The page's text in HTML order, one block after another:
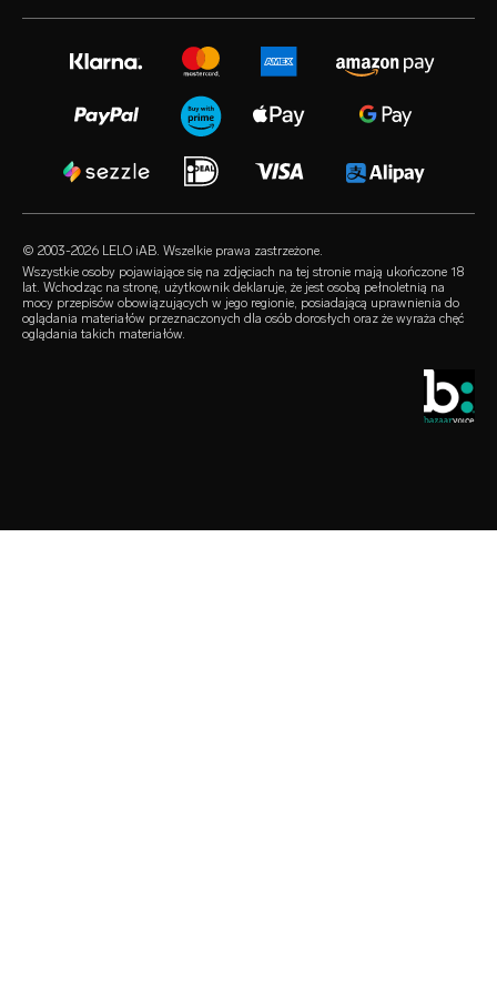
polityka dotycząca plików cookie
regulamin
sprzedawcy
gwarancja rozszerzona
satisfaction guarantee
regulatory compliance
FAQ – pytania ogólne
FAQ – pytania dot. kupowania
FAQ – pytania dot. produktów
environmental labels
bądźmy w kontakcie
wyszukiwarka sklepów
zabawki erotyczne dla mężczyzn
zabawki erotyczne dla par
luksusowe zabawki erotyczne
akcesoria erotyczne
prezerwatywy
facebook
audio erotica
© 2003-2026 LELO iAB. Wszelkie prawa zastrzeżone.
Wszystkie osoby pojawiające się na zdjęciach na tej stronie mają ukończone 18
lat. Wchodząc na stronę, użytkownik deklaruje, że jest osobą pełnoletnią na
mocy przepisów obowiązujących w jego regionie, posiadającą uprawnienia do
oglądania materiałów przeznaczonych dla osób dorosłych oraz że wyraża chęć
oglądania takich materiałów.